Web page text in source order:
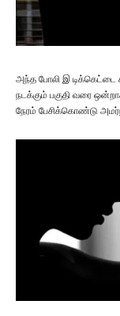
அந்த போலி இ டிக்கெட்டை
நடக்கும் பகுதி வரை
நேரம் பேசிக்கொண்டு